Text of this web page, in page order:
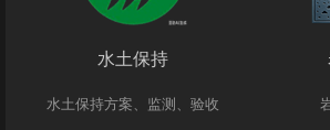
水土保持
水土保持方案、监测、验收